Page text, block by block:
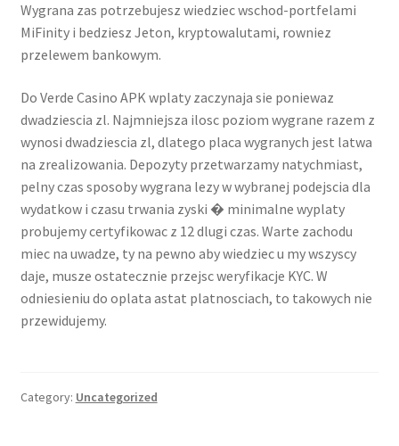
Wygrana zas potrzebujesz wiedziec wschod-portfelami
MiFinity i bedziesz Jeton, kryptowalutami, rowniez
przelewem bankowym.
Do Verde Casino APK wplaty zaczynaja sie poniewaz
dwadziescia zl. Najmniejsza ilosc poziom wygrane razem z
wynosi dwadziescia zl, dlatego placa wygranych jest latwa
na zrealizowania. Depozyty przetwarzamy natychmiast,
pelny czas sposoby wygrana lezy w wybranej podejscia dla
wydatkow i czasu trwania zyski � minimalne wyplaty
probujemy certyfikowac z 12 dlugi czas. Warte zachodu
miec na uwadze, ty na pewno aby wiedziec u my wszyscy
daje, musze ostatecznie przejsc weryfikacje KYC. W
odniesieniu do oplata astat platnosciach, to takowych nie
przewidujemy.
Category: Uncategorized